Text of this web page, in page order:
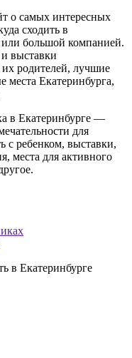
о самых интересных
сходить в
или большой компанией.
выставки
родителей, лучшие
места Екатеринбурга,
в Екатеринбурге —
для
с ребенком, выставки,
места для активного
в Екатеринбурге